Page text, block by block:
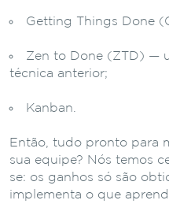
Getting Things Done
Zen to Done (ZTD) —
técnica anterior;
Kanban.
Então, tudo pronto para
sua equipe? Nós temos
se: os ganhos só são
implementa o que